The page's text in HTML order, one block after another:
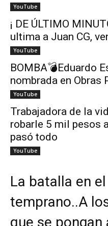
YouTube
¡ DE ÚLTIMO
ultima a Juan CG,
YouTube
BOMBA💣Eduardo
nombrada en Obras
YouTube
Trabajadora de la
robarle 5 mil pesos
pasó todo
YouTube
La batalla en
temprano..A
que se pongan